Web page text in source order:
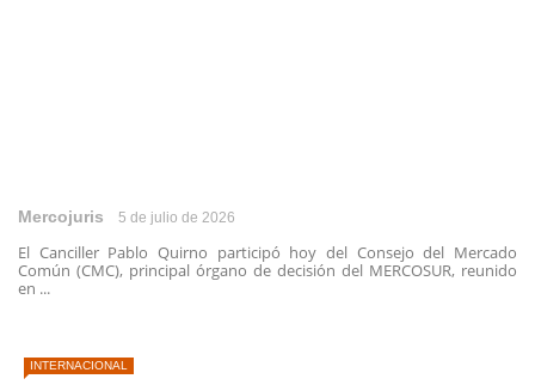
Mercojuris 5 de julio de 2026
El Canciller Pablo Quirno participó hoy del Consejo del Mercado
Común (CMC), principal órgano de decisión del MERCOSUR, reunido
en ...
INTERNACIONAL